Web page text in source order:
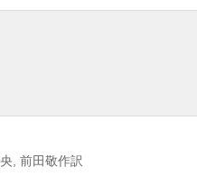
, 前田敬作訳